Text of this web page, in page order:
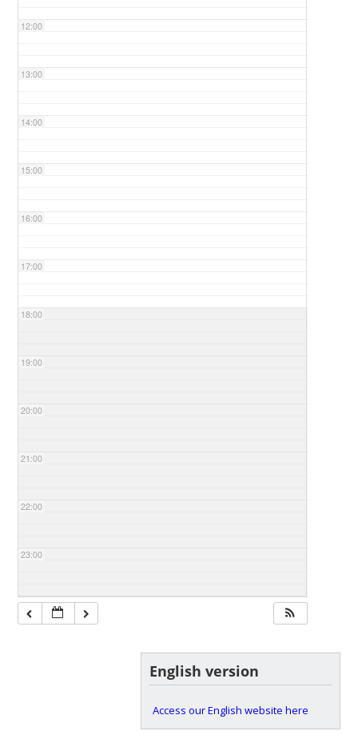
12:00
13:00
14:00
15:00
16:00
17:00
18:00
19:00
20:00
21:00
22:00
23:00
English version
Access our English website here